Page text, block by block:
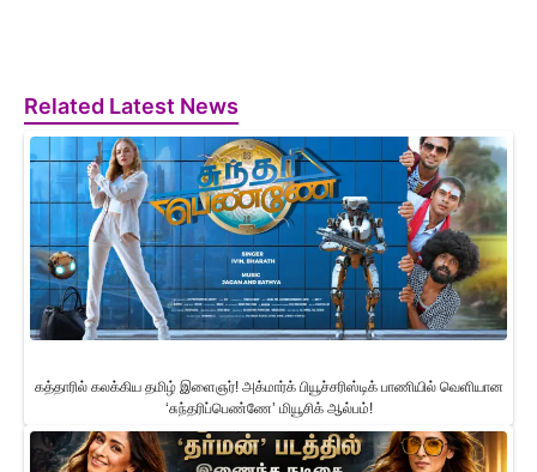
Related Latest News
கத்தாரில் கலக்கிய தமிழ் இளைஞர்! அக்மார்க் பியூச்சரிஸ்டிக் பாணியில் வெளியான
‘சுந்தரிப்பெண்ணே’ மியூசிக் ஆல்பம்!